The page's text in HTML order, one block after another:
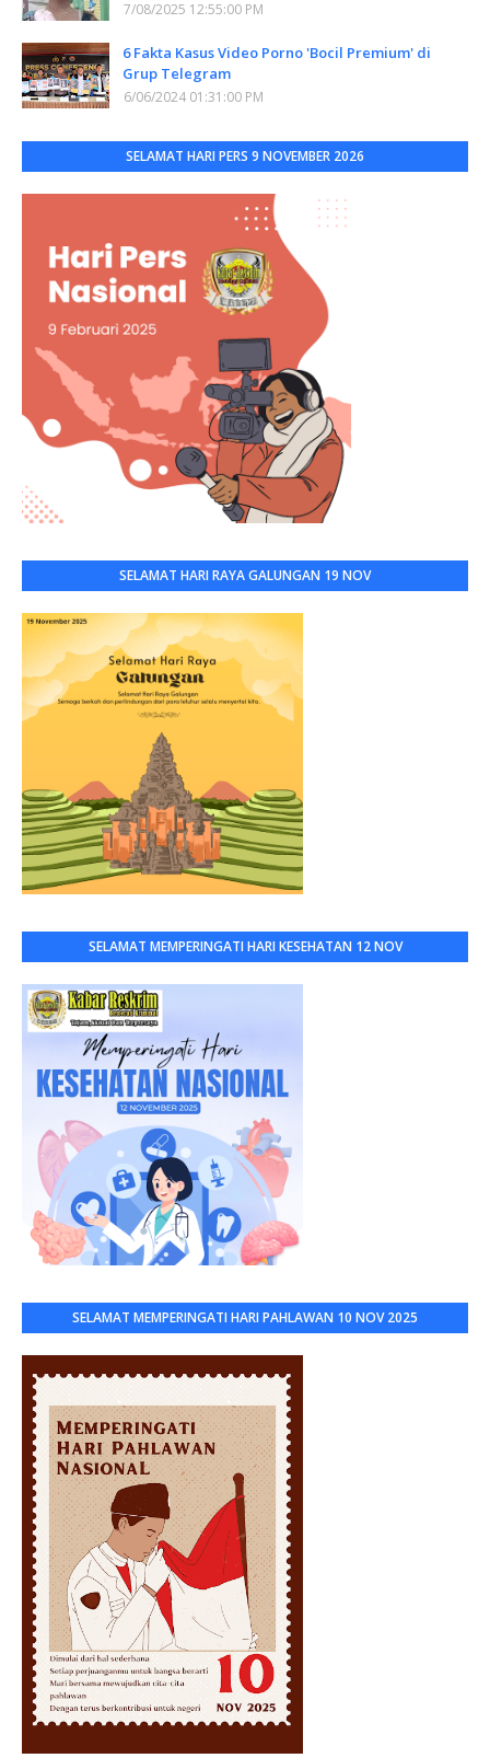
7/08/2025 12:55:00 PM
6 Fakta Kasus Video Porno 'Bocil Premium' di
Grup Telegram
6/06/2024 01:31:00 PM
SELAMAT HARI PERS 9 NOVEMBER 2026
SELAMAT HARI RAYA GALUNGAN 19 NOV
SELAMAT MEMPERINGATI HARI KESEHATAN 12 NOV
SELAMAT MEMPERINGATI HARI PAHLAWAN 10 NOV 2025